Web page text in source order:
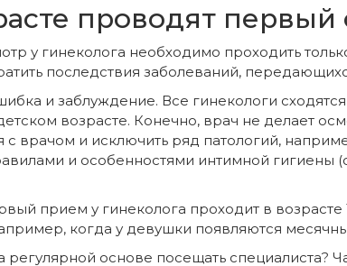
проводят первый
у гинеколога необходимо проходить
последствия заболеваний,
и заблуждение. Все гинекологи
возрасте. Конечно, врач не делает
с врачом и исключить ряд патологий,
и особенностями интимной гигиены
прием у гинеколога проходит в возрасте
когда у девушки появляются
регулярной основе посещать специалиста?